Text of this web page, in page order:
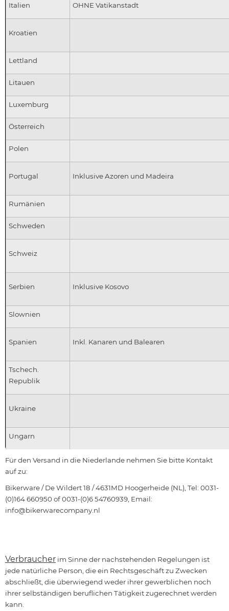
Italien OHNE Vatikanstadt
Kroatien
Lettland
Litauen
Luxemburg
Österreich
Polen
Portugal Inklusive Azoren und Madeira
Rumänien
Schweden
Schweiz
Serbien Inklusive Kosovo
Slownien
Spanien Inkl. Kanaren und Balearen
Tschech.
Republik
Ukraine
Ungarn
Für den Versand in die Niederlande nehmen Sie bitte Kontakt
auf zu:
Bikerware / De Wildert 18 / 4631MD Hoogerheide (NL), Tel: 0031-
(0)164 660950 of 0031-(0)6 54760939, Email:
info@bikerwarecompany.nl
Verbraucher im Sinne der nachstehenden Regelungen ist
jede natürliche Person, die ein Rechtsgeschäft zu Zwecken
abschließt, die überwiegend weder ihrer gewerblichen noch
ihrer selbständigen beruflichen Tätigkeit zugerechnet werden
kann.